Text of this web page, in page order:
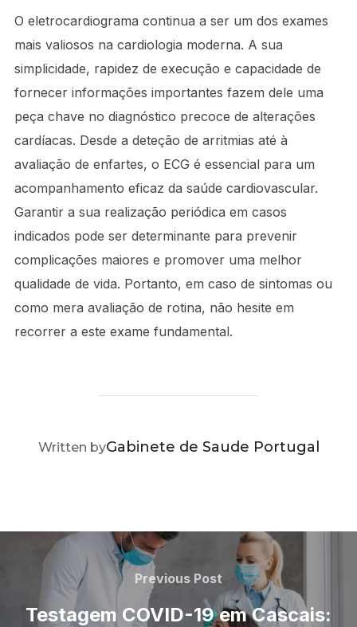
O eletrocardiograma continua a ser um dos exames
mais valiosos na cardiologia moderna. A sua
simplicidade, rapidez de execução e capacidade de
fornecer informações importantes fazem dele uma
peça chave no diagnóstico precoce de alterações
cardíacas. Desde a deteção de arritmias até à
avaliação de enfartes, o ECG é essencial para um
acompanhamento eficaz da saúde cardiovascular.
Garantir a sua realização periódica em casos
indicados pode ser determinante para prevenir
complicações maiores e promover uma melhor
qualidade de vida. Portanto, em caso de sintomas ou
como mera avaliação de rotina, não hesite em
recorrer a este exame fundamental.
POST AUTHOR
Written byGabinete de Saude Portugal
Navegação
artigos
Previous
Post
Previous Post
Testagem COVID-19 em Cascais: